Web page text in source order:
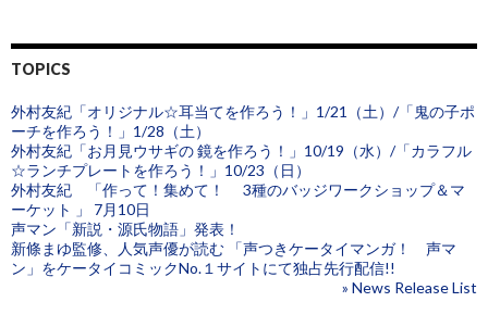
TOPICS
外村友紀「オリジナル☆耳当てを作ろう！」1/21（土）/「鬼の子ポ
ーチを作ろう！」1/28（土）
外村友紀「お月見ウサギの 鏡を作ろう！」10/19（水）/「カラフル
☆ランチプレートを作ろう！」10/23（日）
外村友紀 「作って！集めて！ 3種のバッジワークショップ＆マ
ーケット 」 7月10日
声マン「新説・源氏物語」発表！
新條まゆ監修、人気声優が読む 「声つきケータイマンガ！ 声マ
ン」をケータイコミックNo.１サイトにて独占先行配信!!
» News Release List